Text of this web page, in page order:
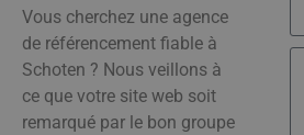
Vous cherchez une agence
de référencement fiable à
Schoten ? Nous veillons à
ce que votre site web soit
remarqué par le bon groupe